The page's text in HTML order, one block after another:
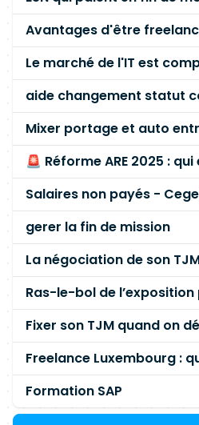
Avantages d'être
Salaires non payés -
gerer la fin de mission
La négociation de son
Freelance Luxembourg :
Formation SAP